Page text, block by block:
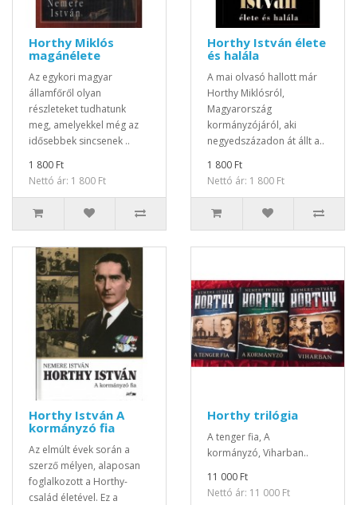
Horthy Miklós
magánélete
Az egykori magyar
államfőről olyan
részleteket tudhatunk
meg, amelyekkel még az
idősebbek sincsenek ..
1 800 Ft
Nettó ár: 1 800 Ft
Horthy István élete
és halála
A mai olvasó hallott már
Horthy Miklósról,
Magyarország
kormányzójáról, aki
negyedszázadon át állt a..
1 800 Ft
Nettó ár: 1 800 Ft
Horthy István A
kormányzó fia
Az elmúlt évek során a
szerző mélyen, alaposan
foglalkozott a Horthy-
család életével. Ez a
Horthy trilógia
A tenger fia, A
kormányzó, Viharban..
11 000 Ft
Nettó ár: 11 000 Ft